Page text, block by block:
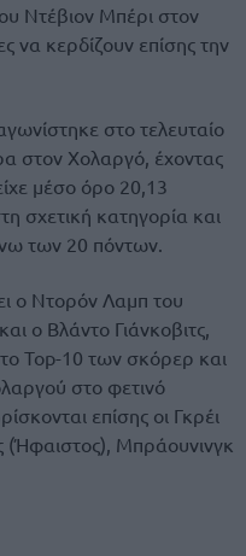
Ντέβιον Μπέρι στον
να κερδίζουν επίσης την
στο τελευταίο
στον Χολαργό, έχοντας
μέσο όρο 20,13
σχετική κατηγορία και
των 20 πόντων.
ο Ντορόν Λαμπ του
και ο Βλάντο Γιάνκοβιτς,
Top-10 των σκόρερ και
στο φετινό
επίσης οι Γκρέι
(Ήφαιστος), Μπράουνινγκ